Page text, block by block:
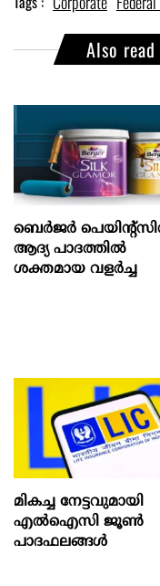
Also read
ബെർജർ
ആദ്യ പാദത്തിൽ
ശക്തമായ വളർച്ച
മികച്ച നേട്ടവുമായി
എൽഐസി ജൂൺ
പാദഫലങ്ങൾ